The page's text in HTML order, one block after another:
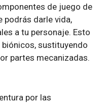
de juego de
podrás darle vida,
a tu personaje. Esto
sustituyendo
partes mecanizadas.
por las